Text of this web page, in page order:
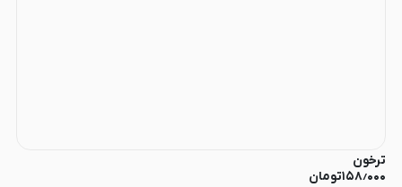
ترخون
۱۵۸٫۰۰۰تومان